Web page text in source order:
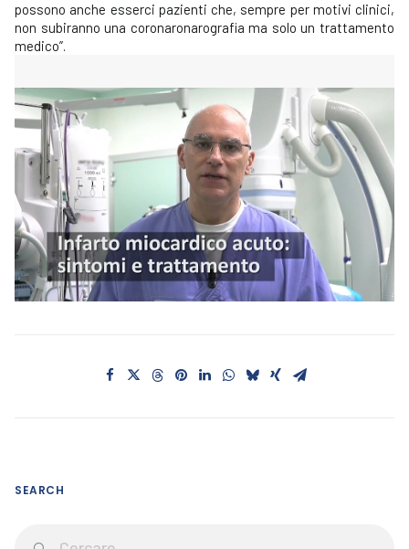
possono anche esserci pazienti che, sempre per motivi clinici,
non subiranno una coronaronarografia ma solo un trattamento
medico”.
SEARCH